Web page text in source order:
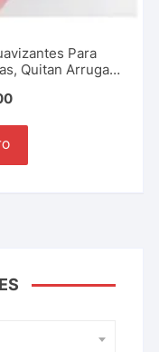
Para
Quitan Arrugas,